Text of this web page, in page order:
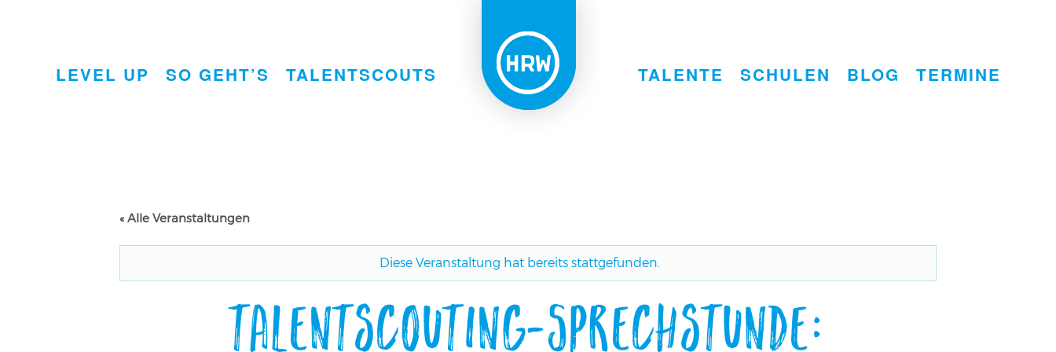
LEVEL UP SO GEHT’S TALENTSCOUTS TERMINE
BLOG
SCHULEN
TALENTE
« Alle Veranstaltungen
Diese Veranstaltung hat bereits stattgefunden.
Talentscouting-Sprechstunde: